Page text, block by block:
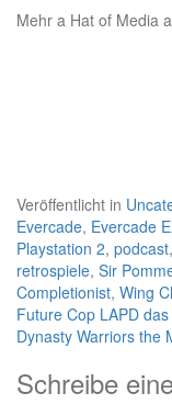
Mehr a Hat of Media
Veröffentlicht in
Evercade, Evercade
Playstation 2, podcast,
retrospiele, Sir
Completionist, Wing
Future Cop LAPD
Dynasty Warriors the
Schreibe